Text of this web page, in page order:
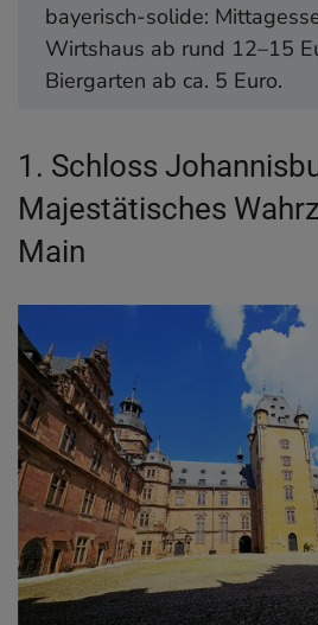
bayerisch-solide:
Wirtshaus ab rund 12–15
Biergarten ab ca. 5 Euro.
1. Schloss
Majestätisches
Main